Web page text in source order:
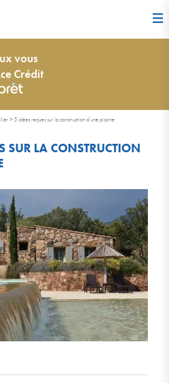
vous
Crédit
>5 idées reçues sur la construction d’une piscine
SUR LA CONSTRUCTION